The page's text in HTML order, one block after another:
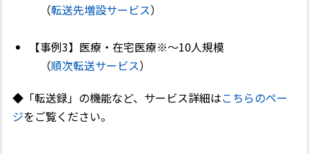
（転送先増設サービス）
【事例3】医療・在宅医療※～10人規模
（順次転送サービス）
◆「転送録」の機能など、サービス詳細はこちらのペー
ジをご覧ください。